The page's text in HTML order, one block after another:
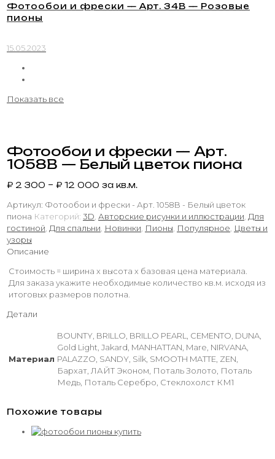
Фотообои и фрески — Арт. 34В — Розовые
пионы
15.05.2023
Показать все
Фотообои и фрески — Арт.
1058B — Белый цветок пиона
₽ 2 300 – ₽ 12 000 за кв.м.
Артикул: Фотообои и фрески - Арт. 1058B - Белый цветок
пиона Категорий: 3D, Авторские рисунки и иллюстрации, Для
гостиной, Для спальни, Новинки, Пионы, Популярное, Цветы и
узоры
Описание
Стоимость = ширина х высота х базовая цена материала.
Для заказа укажите необходимые количество кв.м. исходя из
итоговых размеров полотна.
Детали
Материал
BOUNTY, BRILLO, BRILLO PEARL, CEMENTO, DUNA,
Gold Light, Jakard, MANHATTAN, Mare, NIRVANA,
PALAZZO, SANDY, Silk, SMOOTH MATTE, ZEN,
Бархат, ЛАЙТ Эконом, Поталь Золото, Поталь
Медь, Поталь Серебро, Стеклохолст КМ1
Похожие товары